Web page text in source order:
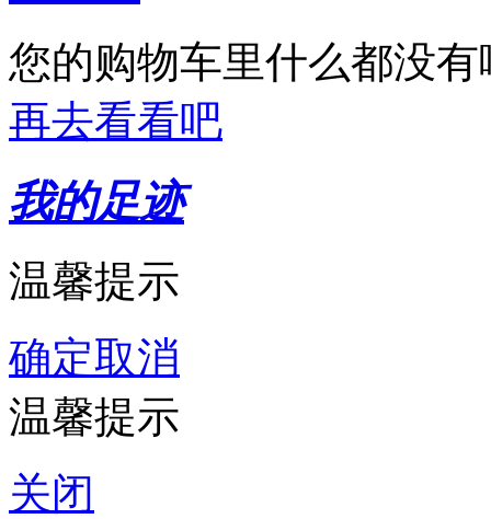
您的购物车里什么都没有
再去看看吧
我的足迹
温馨提示
确定取消
温馨提示
关闭